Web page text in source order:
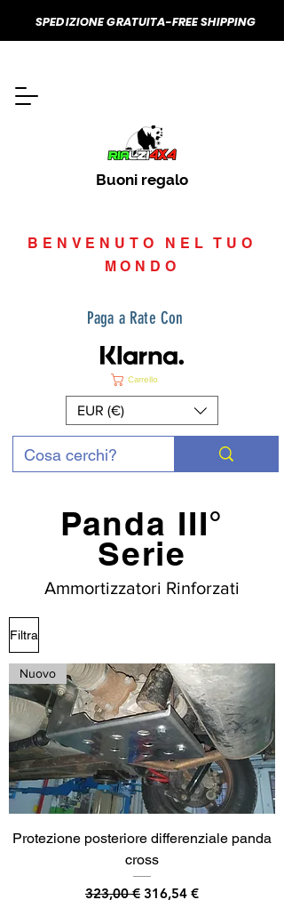
Buoni regalo
BENVENUTO NEL TUO
MONDO
Paga a Rate Con
Carrello
EUR (€)
SPEDIZIONE GRATUITA-FREE SHIPPING
Panda III°
Serie
Ammortizzatori Rinforzati
Filtra
Nuovo
Protezione posteriore differenziale panda
cross
Prezzo regolare
323,00 € Prezzo scontato
316,54 €